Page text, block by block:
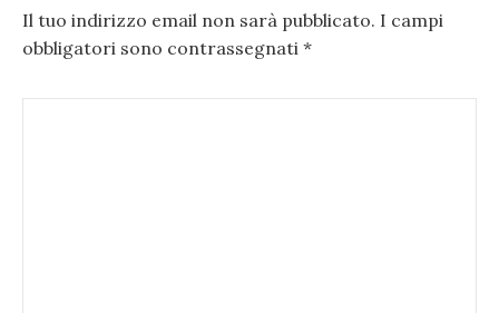
Il tuo indirizzo email non sarà pubblicato. I campi
obbligatori sono contrassegnati *